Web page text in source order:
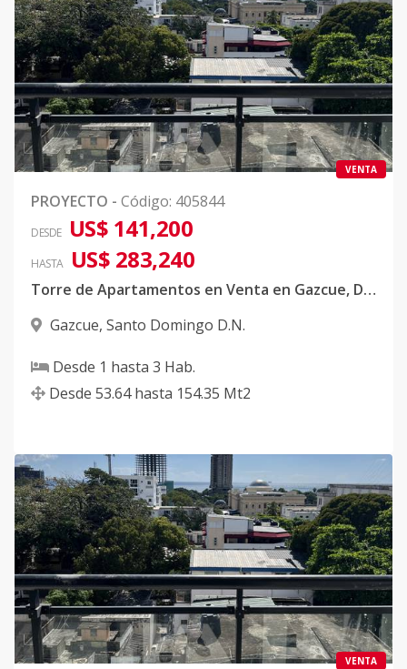
VENTA
PROYECTO - Código: 405844
DESDE US$ 141,200
HASTA US$ 283,240
Torre de Apartamentos en Venta en Gazcue, D.N
Gazcue, Santo Domingo D.N.
Desde 1 hasta 3 Hab.
Desde 53.64 hasta 154.35 Mt2
VENTA